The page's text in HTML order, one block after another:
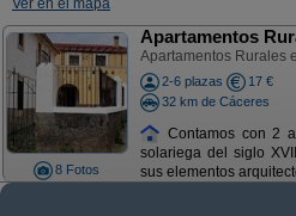
Ver en el mapa
8 Fotos
Apartamentos
Apartamentos Rurales
2-6 plazas
17 €
32 km de Cáceres
Contamos con 2
solariega del siglo
sus elementos